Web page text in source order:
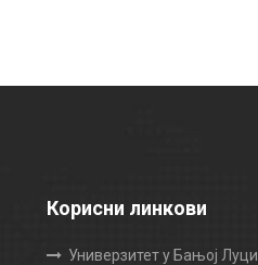
Корисни линкови
Универзитет у Бањој Луци